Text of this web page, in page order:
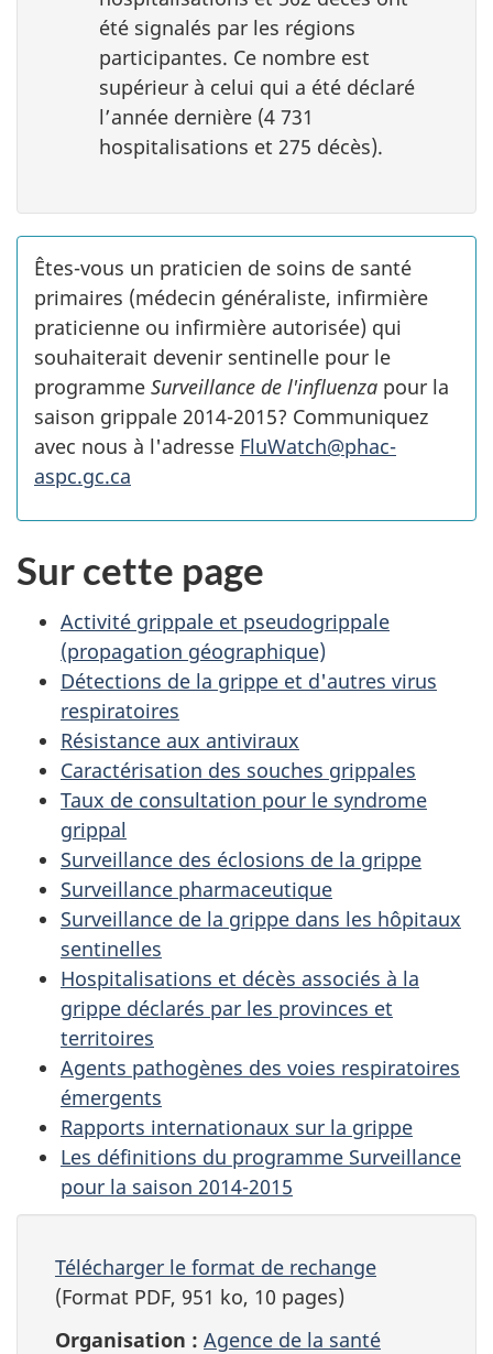
été signalés par les régions
participantes. Ce nombre est
supérieur à celui qui a été déclaré
l’année dernière (4 731
hospitalisations et 275 décès).
Êtes-vous un praticien de soins de santé
primaires (médecin généraliste, infirmière
praticienne ou infirmière autorisée) qui
souhaiterait devenir sentinelle pour le
programme Surveillance de l'influenza pour la
saison grippale 2014-2015? Communiquez
avec nous à l'adresse FluWatch@phac-
aspc.gc.ca
Sur cette page
Activité grippale et pseudogrippale
(propagation géographique)
Détections de la grippe et d'autres virus
respiratoires
Résistance aux antiviraux
Caractérisation des souches grippales
Taux de consultation pour le syndrome
grippal
Surveillance des éclosions de la grippe
Surveillance pharmaceutique
Surveillance de la grippe dans les hôpitaux
sentinelles
Hospitalisations et décès associés à la
grippe déclarés par les provinces et
territoires
Agents pathogènes des voies respiratoires
émergents
Rapports internationaux sur la grippe
Les définitions du programme Surveillance
pour la saison 2014-2015
Télécharger le format de rechange
(Format PDF, 951 ko, 10 pages)
Organisation : Agence de la santé